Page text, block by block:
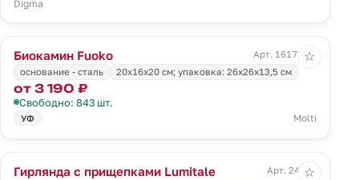
Digma
Биокамин Fuoko
Арт. 16178.30
основание - сталь
20х16x20 см; упаковка: 26x26x13,5 см
от 3 190 ₽
Свободно: 843 шт.
УФ Molti
☆
Гирлянда с прищепками Lumitale
Арт. 24056
☆